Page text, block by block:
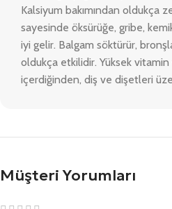
Kalsiyum bakımından oldukça
sayesinde öksürüğe, gribe,
iyi gelir. Balgam söktürür,
oldukça etkilidir. Yüksek
içerdiğinden, diş ve dişetleri
Müşteri Yorumları